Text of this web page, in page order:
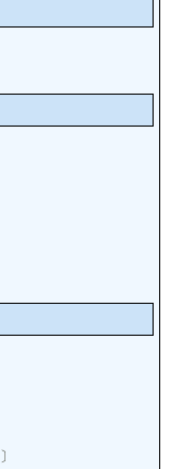
〕